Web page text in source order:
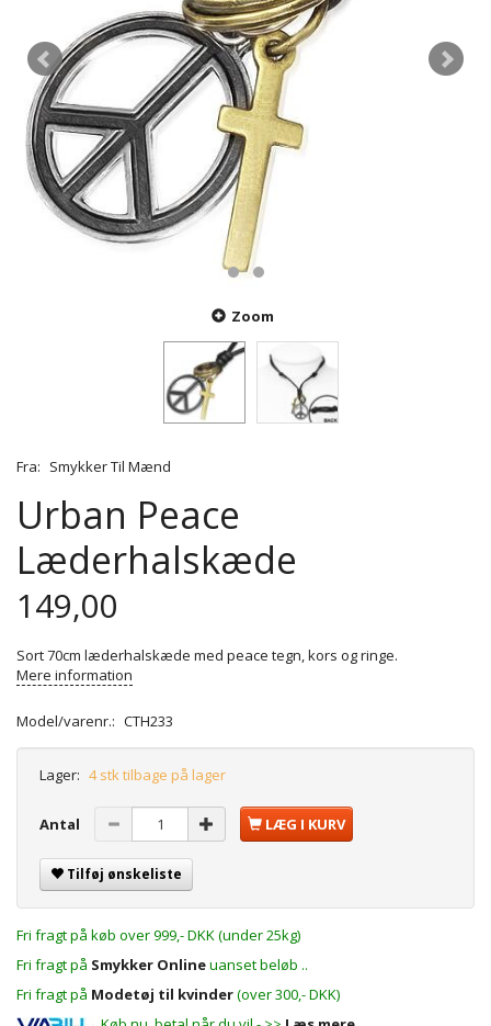
Zoom
Fra: Smykker Til Mænd
Urban Peace
Læderhalskæde
149,00
Sort 70cm læderhalskæde med peace tegn, kors og ringe.
Mere information
Model/varenr.: CTH233
Lager: 4 stk tilbage på lager
Antal LÆG I KURV
Tilføj ønskeliste
Fri fragt på køb over 999,- DKK (under 25kg)
Fri fragt på Smykker Onlineuanset beløb ..
Fri fragt på Modetøj til kvinder(over 300,- DKK)